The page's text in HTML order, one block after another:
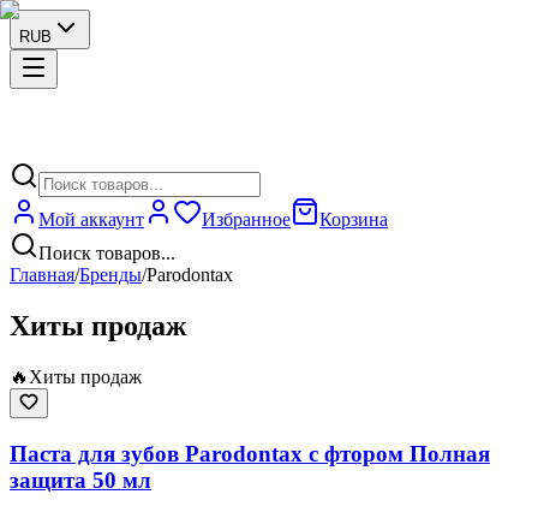
RUB
Мой аккаунт Избранное
Корзина
Поиск товаров...
Главная/Бренды/Parodontax
Хиты продаж
🔥 Хиты продаж
Паста для зубов Parodontax с фтором Полная
защита 50 мл